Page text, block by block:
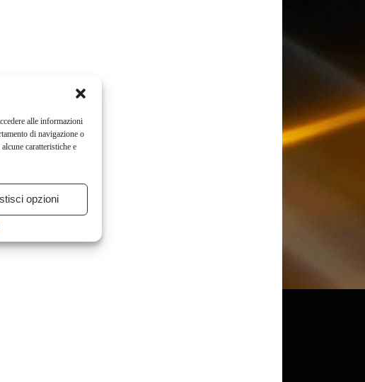
alle informazioni
di navigazione o
caratteristiche e
opzioni